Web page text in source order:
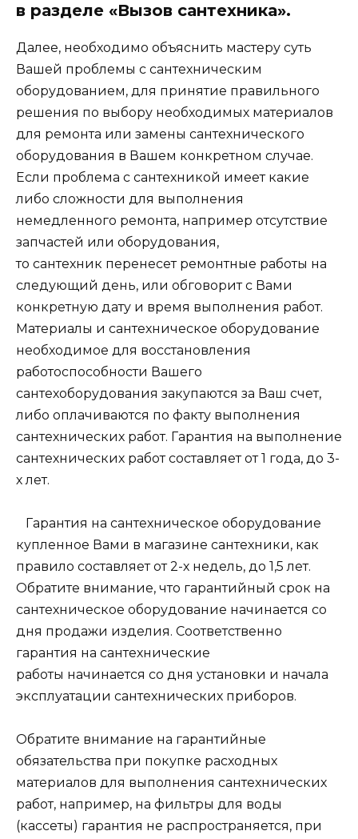
в разделе «Вызов сантехника».
Далее, необходимо объяснить мастеру суть
Вашей проблемы с сантехническим
оборудованием, для принятие правильного
решения по выбору необходимых материалов
для ремонта или замены сантехнического
оборудования в Вашем конкретном случае.
Если проблема с сантехникой имеет какие
либо сложности для выполнения
немедленного ремонта, например отсутствие
запчастей или оборудования,
то сантехник перенесет ремонтные работы на
следующий день, или обговорит с Вами
конкретную дату и время выполнения работ.
Материалы и сантехническое оборудование
необходимое для восстановления
работоспособности Вашего
сантехоборудования закупаются за Ваш счет,
либо оплачиваются по факту выполнения
сантехнических работ. Гарантия на выполнение
сантехнических работ составляет от 1 года, до 3-
х лет.
Гарантия на сантехническое оборудование
купленное Вами в магазине сантехники, как
правило составляет от 2-х недель, до 1,5 лет.
Обратите внимание, что гарантийный срок на
сантехническое оборудование начинается со
дня продажи изделия. Соответственно
гарантия на сантехнические
работы начинается со дня установки и начала
эксплуатации сантехнических приборов.
Обратите внимание на гарантийные
обязательства при покупке расходных
материалов для выполнения сантехнических
работ, например, на фильтры для воды
(кассеты) гарантия не распространяется, при